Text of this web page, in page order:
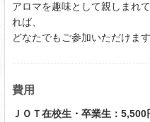
アロマを趣味として親しまれ
れば、
どなたでもご参加いただけま
費用
ＪＯＴ在校生・卒業生：5,500